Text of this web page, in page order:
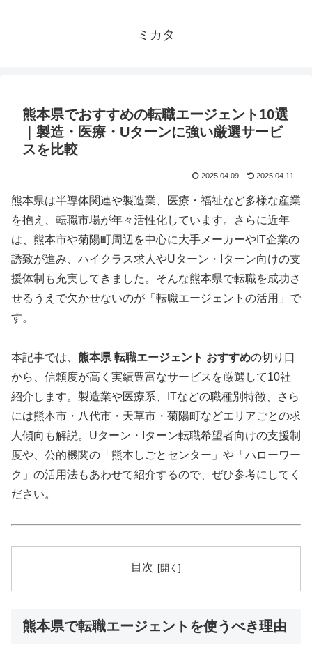
ミカタ
熊本県でおすすめの転職エージェント10選
｜製造・医療・Uターンに強い厳選サービ
スを比較
2025.04.09 2025.04.11
熊本県は半導体関連や製造業、医療・福祉など多様な産業
を抱え、転職市場が年々活性化しています。さらに近年
は、熊本市や菊陽町周辺を中心に大手メーカーやIT企業の
誘致が進み、ハイクラス求人やUターン・Iターン向けの支
援体制も充実してきました。そんな熊本県で転職を成功さ
せるうえで欠かせないのが「転職エージェントの活用」で
す。
本記事では、 熊本県 転職エージェント おすすめの切り口
から、信頼度が高く実績豊富なサービスを厳選して10社
紹介します。製造業や医療系、ITなどの職種別特徴、さら
には熊本市・八代市・天草市・菊陽町などエリアごとの求
人傾向も解説。Uターン・Iターン転職希望者向けの支援制
度や、公的機関の「熊本しごとセンター」や「ハローワー
ク」の活用法もあわせて紹介するので、ぜひ参考にしてく
ださい。
目次
熊本県で転職エージェントを使うべき理由